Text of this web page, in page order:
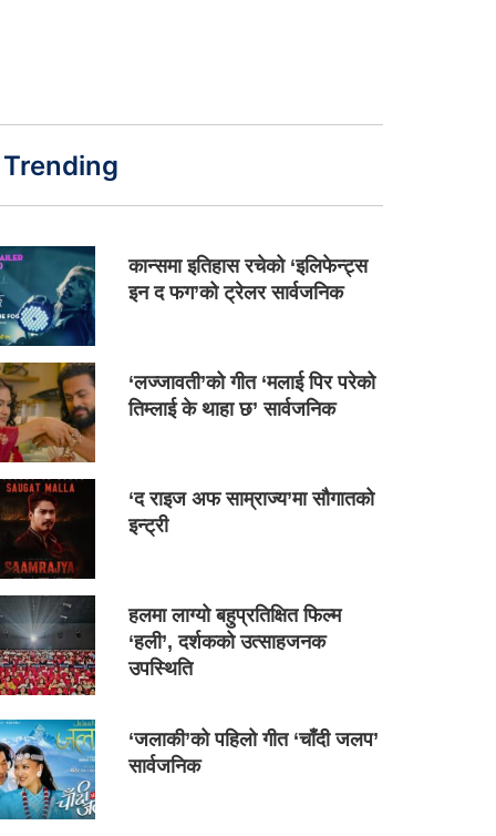
Trending
कान्समा इतिहास रचेको ‘इलिफेन्ट्स
इन द फग’को ट्रेलर सार्वजनिक
‘लज्जावती’को गीत ‘मलाई पिर परेको
तिम्लाई के थाहा छ’ सार्वजनिक
‘द राइज अफ साम्राज्य’मा सौगातको
इन्ट्री
हलमा लाग्यो बहुप्रतिक्षित फिल्म
‘हली’, दर्शकको उत्साहजनक
उपस्थिति
‘जलाकी’को पहिलो गीत ‘चाँदी जलप’
सार्वजनिक